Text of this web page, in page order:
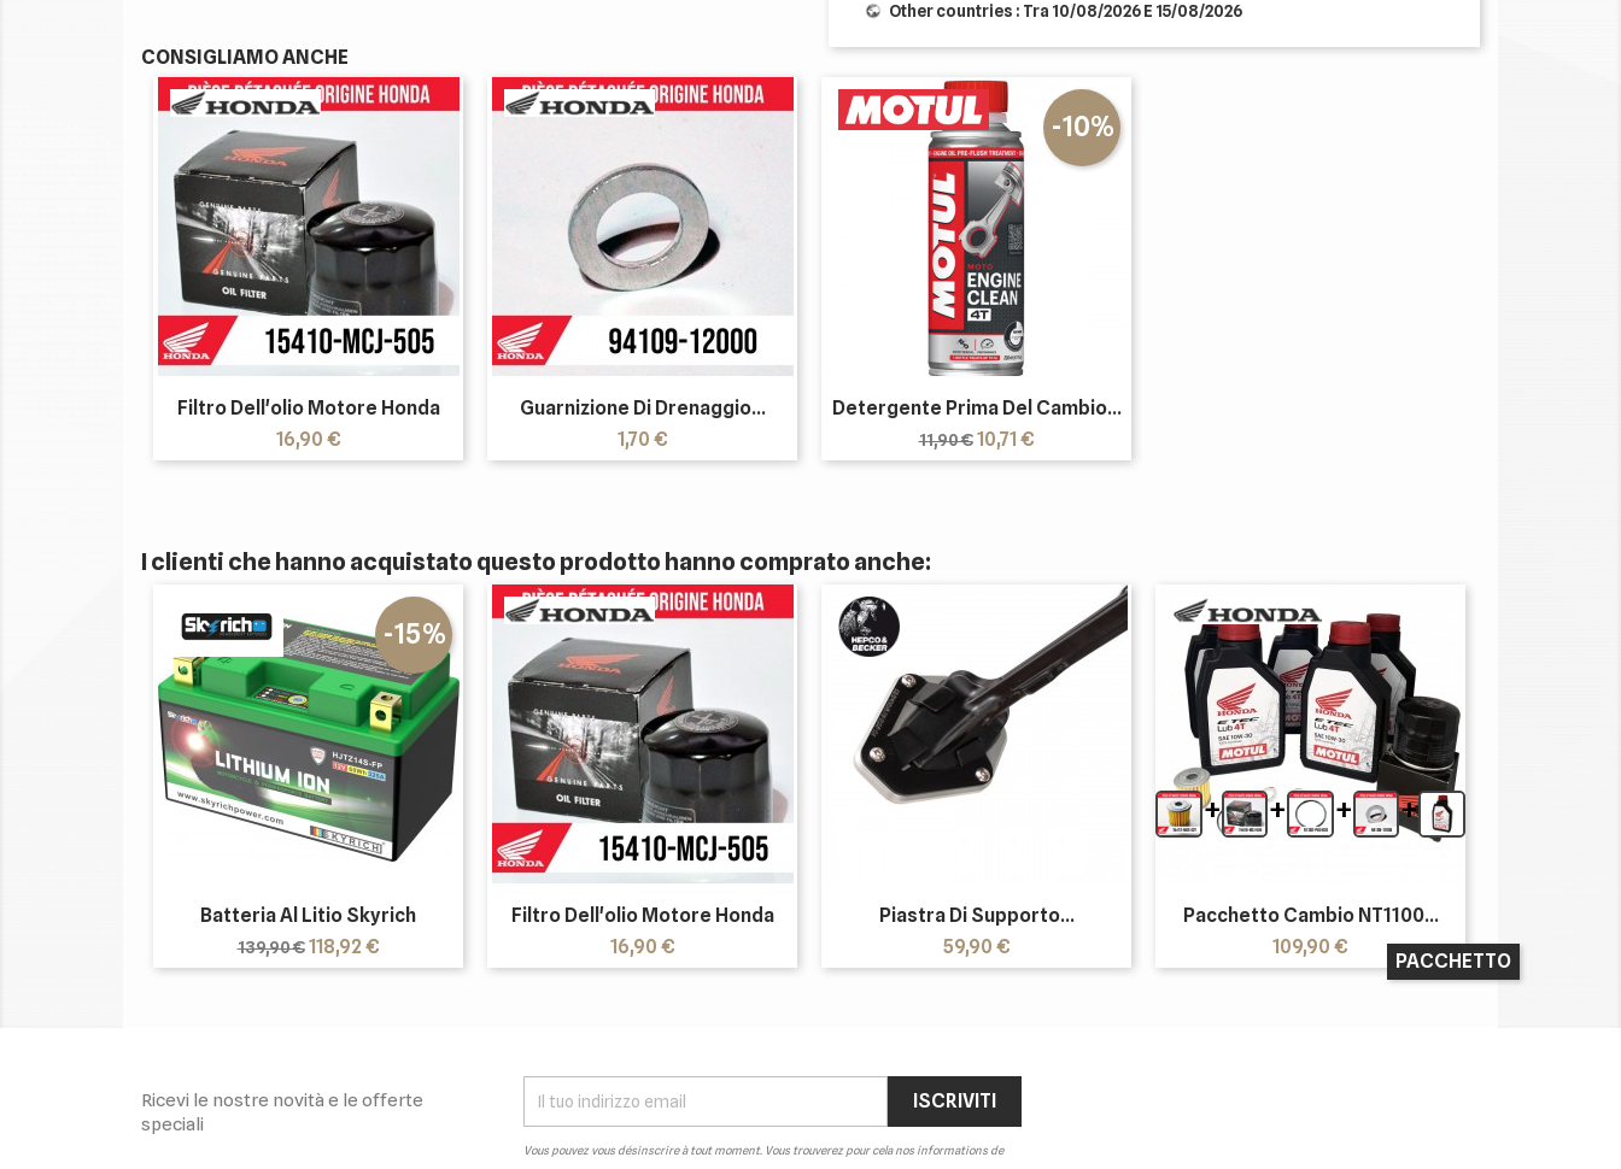
Other countries : Tra 10/08/2026 E 15/08/2026
CONSIGLIAMO ANCHE
Filtro Dell'olio Motore Honda
Prezzo
16,90 €
Guarnizione Di Drenaggio...
Prezzo
1,70 €
Detergente Prima Del Cambio...
Prezzo
base
11,90 €
-10%
Prezzo
10,71 €
I clienti che hanno acquistato questo prodotto hanno comprato anche:
Batteria Al Litio Skyrich
Prezzo
base
139,90 €
-15%
Prezzo
118,92 €
Filtro Dell'olio Motore Honda
Prezzo
16,90 €
Piastra Di Supporto...
Prezzo
59,90 €
+ + + +
Pacchetto Cambio NT1100...
Prezzo
109,90 €
PACCHETTO
Ricevi le nostre novità e le offerte
speciali
Vous pouvez vous désinscrire à tout moment. Vous trouverez pour cela nos informations de